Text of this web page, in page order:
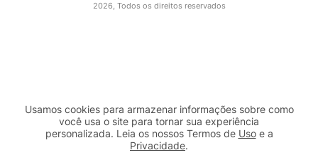
2026, Todos os direitos reservados
Usamos cookies para armazenar informações sobre como
você usa o site para tornar sua experiência
personalizada. Leia os nossos Termos de Usoe a
Privacidade.